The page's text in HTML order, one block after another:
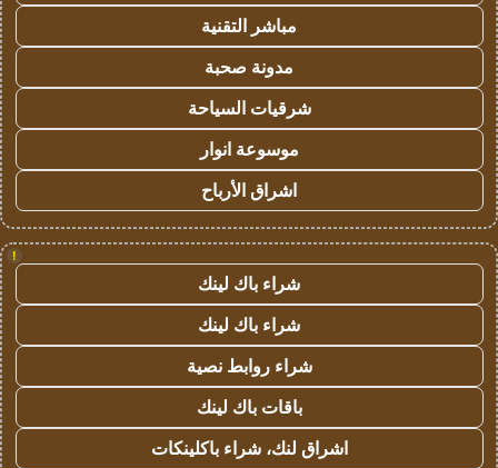
مباشر التقنية
مدونة صحبة
شرقيات السياحة
موسوعة انوار
اشراق الأرباح
!
شراء باك لينك
شراء باك لينك
شراء روابط نصية
باقات باك لينك
اشراق لنك، شراء باكلينكات